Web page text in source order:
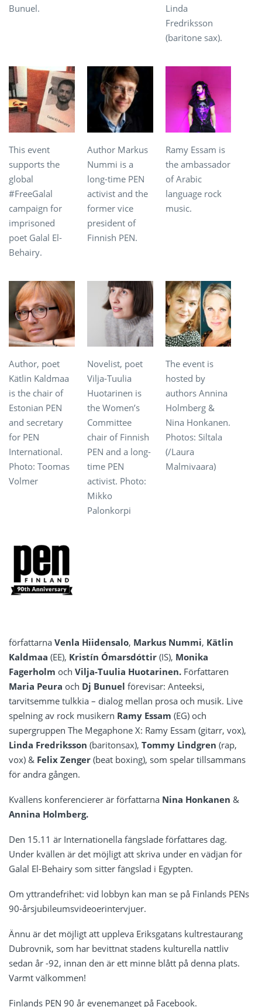
Bunuel.
Linda
Fredriksson
(baritone sax).
This event
supports the
global
#FreeGalal
campaign for
imprisoned
poet Galal El-
Behairy.
Author Markus
Nummi is a
long-time PEN
activist and the
former vice
president of
Finnish PEN.
Ramy Essam is
the ambassador
of Arabic
language rock
music.
Author, poet
Kätlin Kaldmaa
is the chair of
Estonian PEN
and secretary
for PEN
International.
Photo: Toomas
Volmer
Novelist, poet
Vilja-Tuulia
Huotarinen is
the Women’s
Committee
chair of Finnish
PEN and a long-
time PEN
activist. Photo:
Mikko
Palonkorpi
The event is
hosted by
authors Annina
Holmberg &
Nina Honkanen.
Photos: Siltala
(/Laura
Malmivaara)
författarna Venla Hiidensalo, Markus Nummi, Kätlin
Kaldmaa (EE), Kristín Ómarsdóttir (IS), Monika
Fagerholm och Vilja-Tuulia Huotarinen. Författaren
Maria Peura och Dj Bunuel förevisar: Anteeksi,
tarvitsemme tulkkia – dialog mellan prosa och musik. Live
spelning av rock musikern Ramy Essam (EG) och
supergruppen The Megaphone X: Ramy Essam (gitarr, vox),
Linda Fredriksson (baritonsax), Tommy Lindgren (rap,
vox) & Felix Zenger (beat boxing), som spelar tillsammans
för andra gången.
Kvällens konferencierer är författarna Nina Honkanen &
Annina Holmberg.
Den 15.11 är Internationella fängslade författares dag.
Under kvällen är det möjligt att skriva under en vädjan för
Galal El-Behairy som sitter fängslad i Egypten.
Om yttrandefrihet: vid lobbyn kan man se på Finlands PENs
90-årsjubileumsvideoerintervjuer.
Ännu är det möjligt att uppleva Eriksgatans kultrestaurang
Dubrovnik, som har bevittnat stadens kulturella nattliv
sedan år -92, innan den är ett minne blått på denna plats.
Varmt välkommen!
Finlands PEN 90 år evenemanget på Facebook.